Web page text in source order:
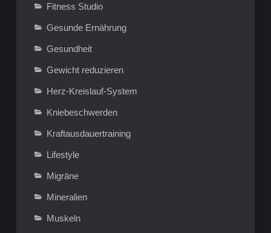
Fitness Studio
Gesunde Ernährung
Gesundheit
Gewicht reduzieren
Herz-Kreislauf-System
Kniebeschwerden
Kraftausdauertraining
Lifestyle
Migräne
Mineralien
Muskeln